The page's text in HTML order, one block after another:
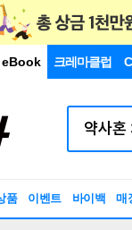
eBook 크레마클럽
품 이벤트 바이백 매